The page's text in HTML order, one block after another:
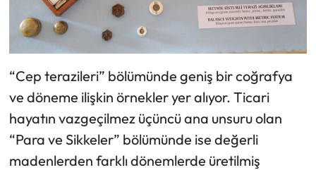
“Cep terazileri” bölümünde geniş bir coğrafya
ve döneme ilişkin örnekler yer alıyor. Ticari
hayatın vazgeçilmez üçüncü ana unsuru olan
“Para ve Sikkeler” bölümünde ise değerli
madenlerden farklı dönemlerde üretilmiş